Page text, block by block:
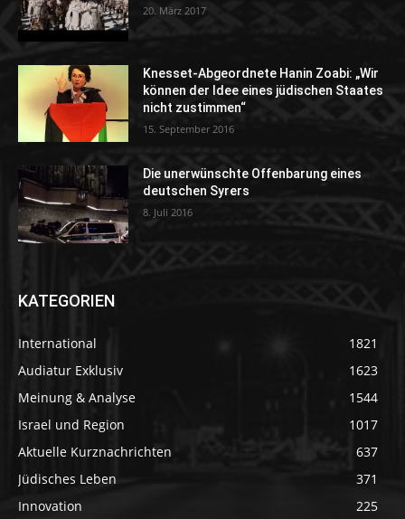
20. März 2017
Knesset-Abgeordnete Hanin Zoabi: „Wir
können der Idee eines jüdischen Staates
nicht zustimmen“
15. September 2016
Die unerwünschte Offenbarung eines
deutschen Syrers
8. Juli 2016
KATEGORIEN
International
1821
Audiatur Exklusiv
1623
Meinung & Analyse
1544
Israel und Region
1017
Aktuelle Kurznachrichten
637
Jüdisches Leben
371
Innovation
225